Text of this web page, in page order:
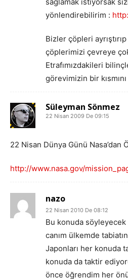
yönlendirebilirim :
Bizler çöpleri
çöplerimizi çevreye
Etrafımızdakileri
görevimizin bir
Süleyman Sönmez
22 Nisan 2009 De 09:15
22 Nisan Dünya Günü Nasa’dan
http://www.nasa.gov/
nazo
22 Nisan 2010 De 08:12
Bu konuda söyleyecek
canım ülkemde
Japonları her konuda
konuda da taktir
önce öğrendim her